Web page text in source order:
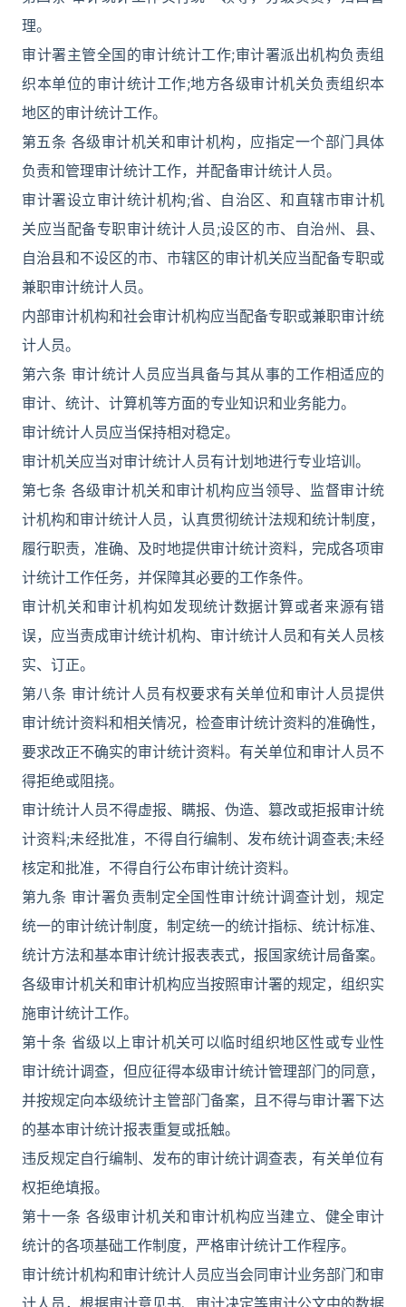
理。
审计署主管全国的审计统计工作;审计署派出机构负责组
织本单位的审计统计工作;地方各级审计机关负责组织本
地区的审计统计工作。
第五条 各级审计机关和审计机构，应指定一个部门具体
负责和管理审计统计工作，并配备审计统计人员。
审计署设立审计统计机构;省、自治区、和直辖市审计机
关应当配备专职审计统计人员;设区的市、自治州、县、
自治县和不设区的市、市辖区的审计机关应当配备专职或
兼职审计统计人员。
内部审计机构和社会审计机构应当配备专职或兼职审计统
计人员。
第六条 审计统计人员应当具备与其从事的工作相适应的
审计、统计、计算机等方面的专业知识和业务能力。
审计统计人员应当保持相对稳定。
审计机关应当对审计统计人员有计划地进行专业培训。
第七条 各级审计机关和审计机构应当领导、监督审计统
计机构和审计统计人员，认真贯彻统计法规和统计制度，
履行职责，准确、及时地提供审计统计资料，完成各项审
计统计工作任务，并保障其必要的工作条件。
审计机关和审计机构如发现统计数据计算或者来源有错
误，应当责成审计统计机构、审计统计人员和有关人员核
实、订正。
第八条 审计统计人员有权要求有关单位和审计人员提供
审计统计资料和相关情况，检查审计统计资料的准确性，
要求改正不确实的审计统计资料。有关单位和审计人员不
得拒绝或阻挠。
审计统计人员不得虚报、瞒报、伪造、篡改或拒报审计统
计资料;未经批准，不得自行编制、发布统计调查表;未经
核定和批准，不得自行公布审计统计资料。
第九条 审计署负责制定全国性审计统计调查计划，规定
统一的审计统计制度，制定统一的统计指标、统计标准、
统计方法和基本审计统计报表表式，报国家统计局备案。
各级审计机关和审计机构应当按照审计署的规定，组织实
施审计统计工作。
第十条 省级以上审计机关可以临时组织地区性或专业性
审计统计调查，但应征得本级审计统计管理部门的同意，
并按规定向本级统计主管部门备案，且不得与审计署下达
的基本审计统计报表重复或抵触。
违反规定自行编制、发布的审计统计调查表，有关单位有
权拒绝填报。
第十一条 各级审计机关和审计机构应当建立、健全审计
统计的各项基础工作制度，严格审计统计工作程序。
审计统计机构和审计统计人员应当会同审计业务部门和审
计人员，根据审计意见书、审计决定等审计公文中的数据